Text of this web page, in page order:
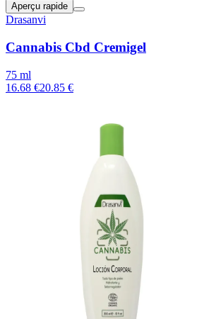
Aperçu rapide
Drasanvi
Cannabis Cbd Cremigel
75 ml
16.68 €20.85 €